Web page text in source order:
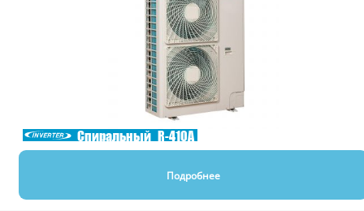
Спиральный R-410A
Подробнее